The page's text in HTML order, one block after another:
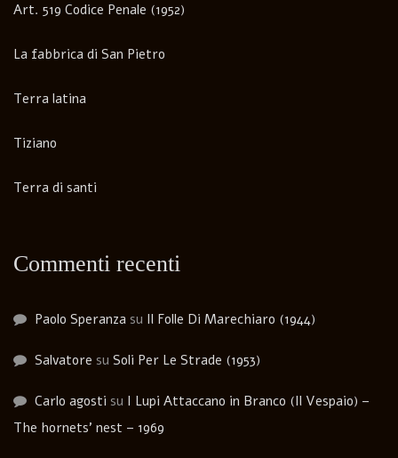
Art. 519 Codice Penale (1952)
La fabbrica di San Pietro
Terra latina
Tiziano
Terra di santi
Commenti recenti
Paolo Speranza su Il Folle Di Marechiaro (1944)
Salvatore su Soli Per Le Strade (1953)
Carlo agosti su I Lupi Attaccano in Branco (Il Vespaio) –
The hornets’ nest – 1969